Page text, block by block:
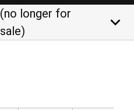
(no longer for
sale)
keyboard_arrow_down